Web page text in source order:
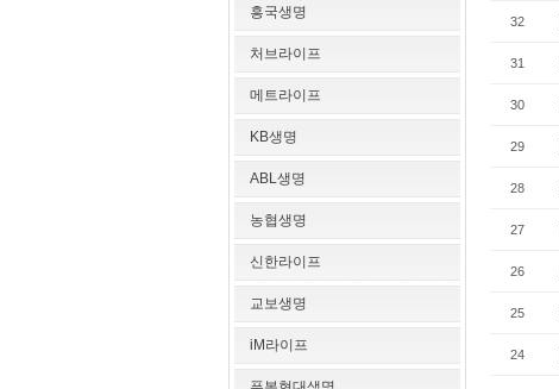
흥국생명
처브라이프
메트라이프
KB생명
ABL생명
농협생명
신한라이프
교보생명
iM라이프
32
31
30
29
28
27
26
25
24